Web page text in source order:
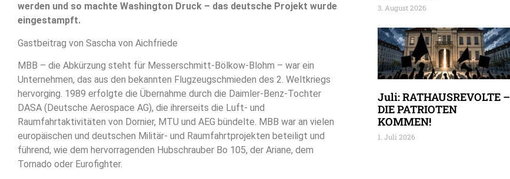
werden und so machte Washington Druck – das deutsche Projekt wurde
eingestampft.
Gastbeitrag von Sascha von Aichfriede
MBB – die Abkürzung steht für Messerschmitt-Bölkow-Blohm – war ein
Unternehmen, das aus den bekannten Flugzeugschmieden des 2. Weltkriegs
hervorging. 1989 erfolgte die Übernahme durch die Daimler-Benz-Tochter
DASA (Deutsche Aerospace AG), die ihrerseits die Luft- und
Raumfahrtaktivitäten von Dornier, MTU und AEG bündelte. MBB war an vielen
europäischen und deutschen Militär- und Raumfahrtprojekten beteiligt und
führend, wie dem hervorragenden Hubschrauber Bo 105, der Ariane, dem
Tornado oder Eurofighter.
3. August 2026
Juli: RATHAUSREVOLTE –
DIE PATRIOTEN
KOMMEN!
1. Juli 2026